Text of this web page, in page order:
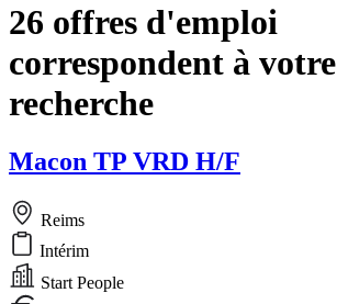
26 offres d'emploi
correspondent à votre
recherche
Macon TP VRD H/F
Reims
Intérim
Start People